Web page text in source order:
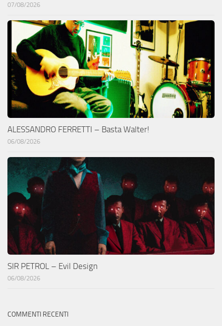
07/08/2026
ALESSANDRO FERRETTI – Basta Walter!
06/08/2026
SIR PETROL – Evil Design
06/08/2026
COMMENTI RECENTI